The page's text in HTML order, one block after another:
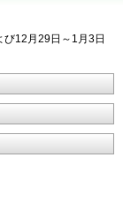
12月29日～1月3日